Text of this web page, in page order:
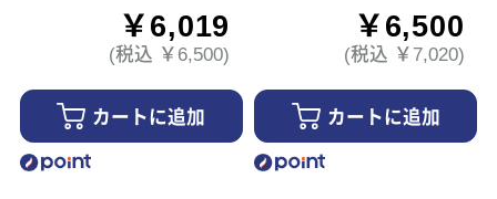
￥6,019
(税込 ￥6,500)
カートに追加
￥6,500
(税込 ￥7,020)
カートに追加